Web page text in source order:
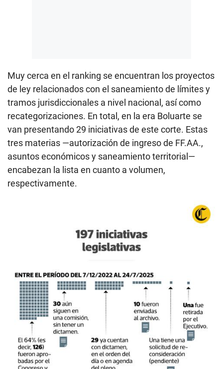
Muy cerca en el ranking se encuentran los proyectos
de ley relacionados con el saneamiento de límites y
tramos jurisdiccionales a nivel nacional, así como
recategorizaciones. En total, en la era Boluarte se
van presentando 29 iniciativas de este corte. Estas
tres materias —autorización de ingreso de FF.AA.,
asuntos económicos y saneamiento territorial—
encabezan la lista en cuanto a volumen,
respectivamente.